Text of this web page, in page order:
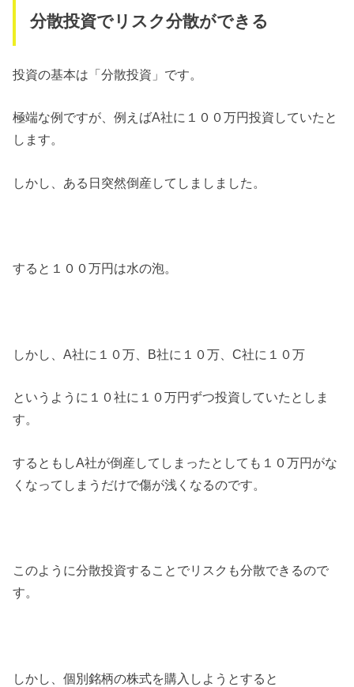
分散投資でリスク分散ができる
投資の基本は「分散投資」です。
極端な例ですが、例えばA社に１００万円投資していたと
します。
しかし、ある日突然倒産してしましました。
すると１００万円は水の泡。
しかし、A社に１０万、B社に１０万、C社に１０万
というように１０社に１０万円ずつ投資していたとしま
す。
するともしA社が倒産してしまったとしても１０万円がな
くなってしまうだけで傷が浅くなるのです。
このように分散投資することでリスクも分散できるので
す。
しかし、個別銘柄の株式を購入しようとすると